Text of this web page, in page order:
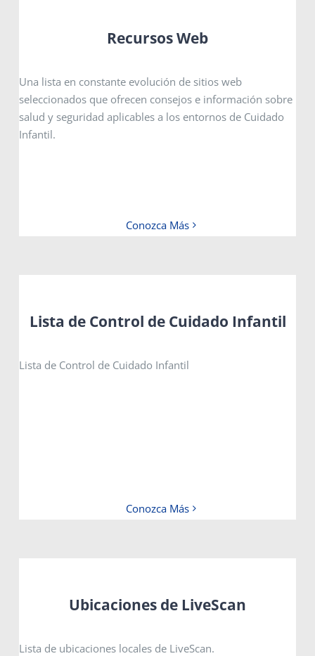
Recursos Web
Una lista en constante evolución de sitios web
seleccionados que ofrecen consejos e información sobre
salud y seguridad aplicables a los entornos de Cuidado
Infantil.
Conozca Más
Lista de Control de Cuidado Infantil
Lista de Control de Cuidado Infantil
Conozca Más
Ubicaciones de LiveScan
Lista de ubicaciones locales de LiveScan.